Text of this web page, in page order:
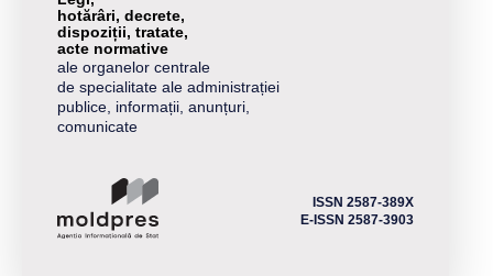
hotărâri, decrete,
dispoziții, tratate,
acte normative
ale organelor centrale
de specialitate ale administrației
publice, informații, anunțuri,
comunicate
ISSN 2587-389X
E-ISSN 2587-3903